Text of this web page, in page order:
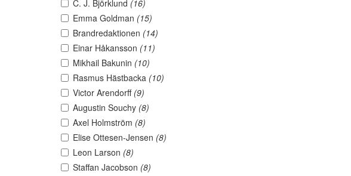
C. J. Björklund (16)
Emma Goldman (15)
Brandredaktionen (14)
Einar Håkansson (11)
Mikhail Bakunin (10)
Rasmus Hästbacka (10)
Victor Arendorff (9)
Augustin Souchy (8)
Axel Holmström (8)
Elise Ottesen-Jensen (8)
Leon Larson (8)
Staffan Jacobson (8)